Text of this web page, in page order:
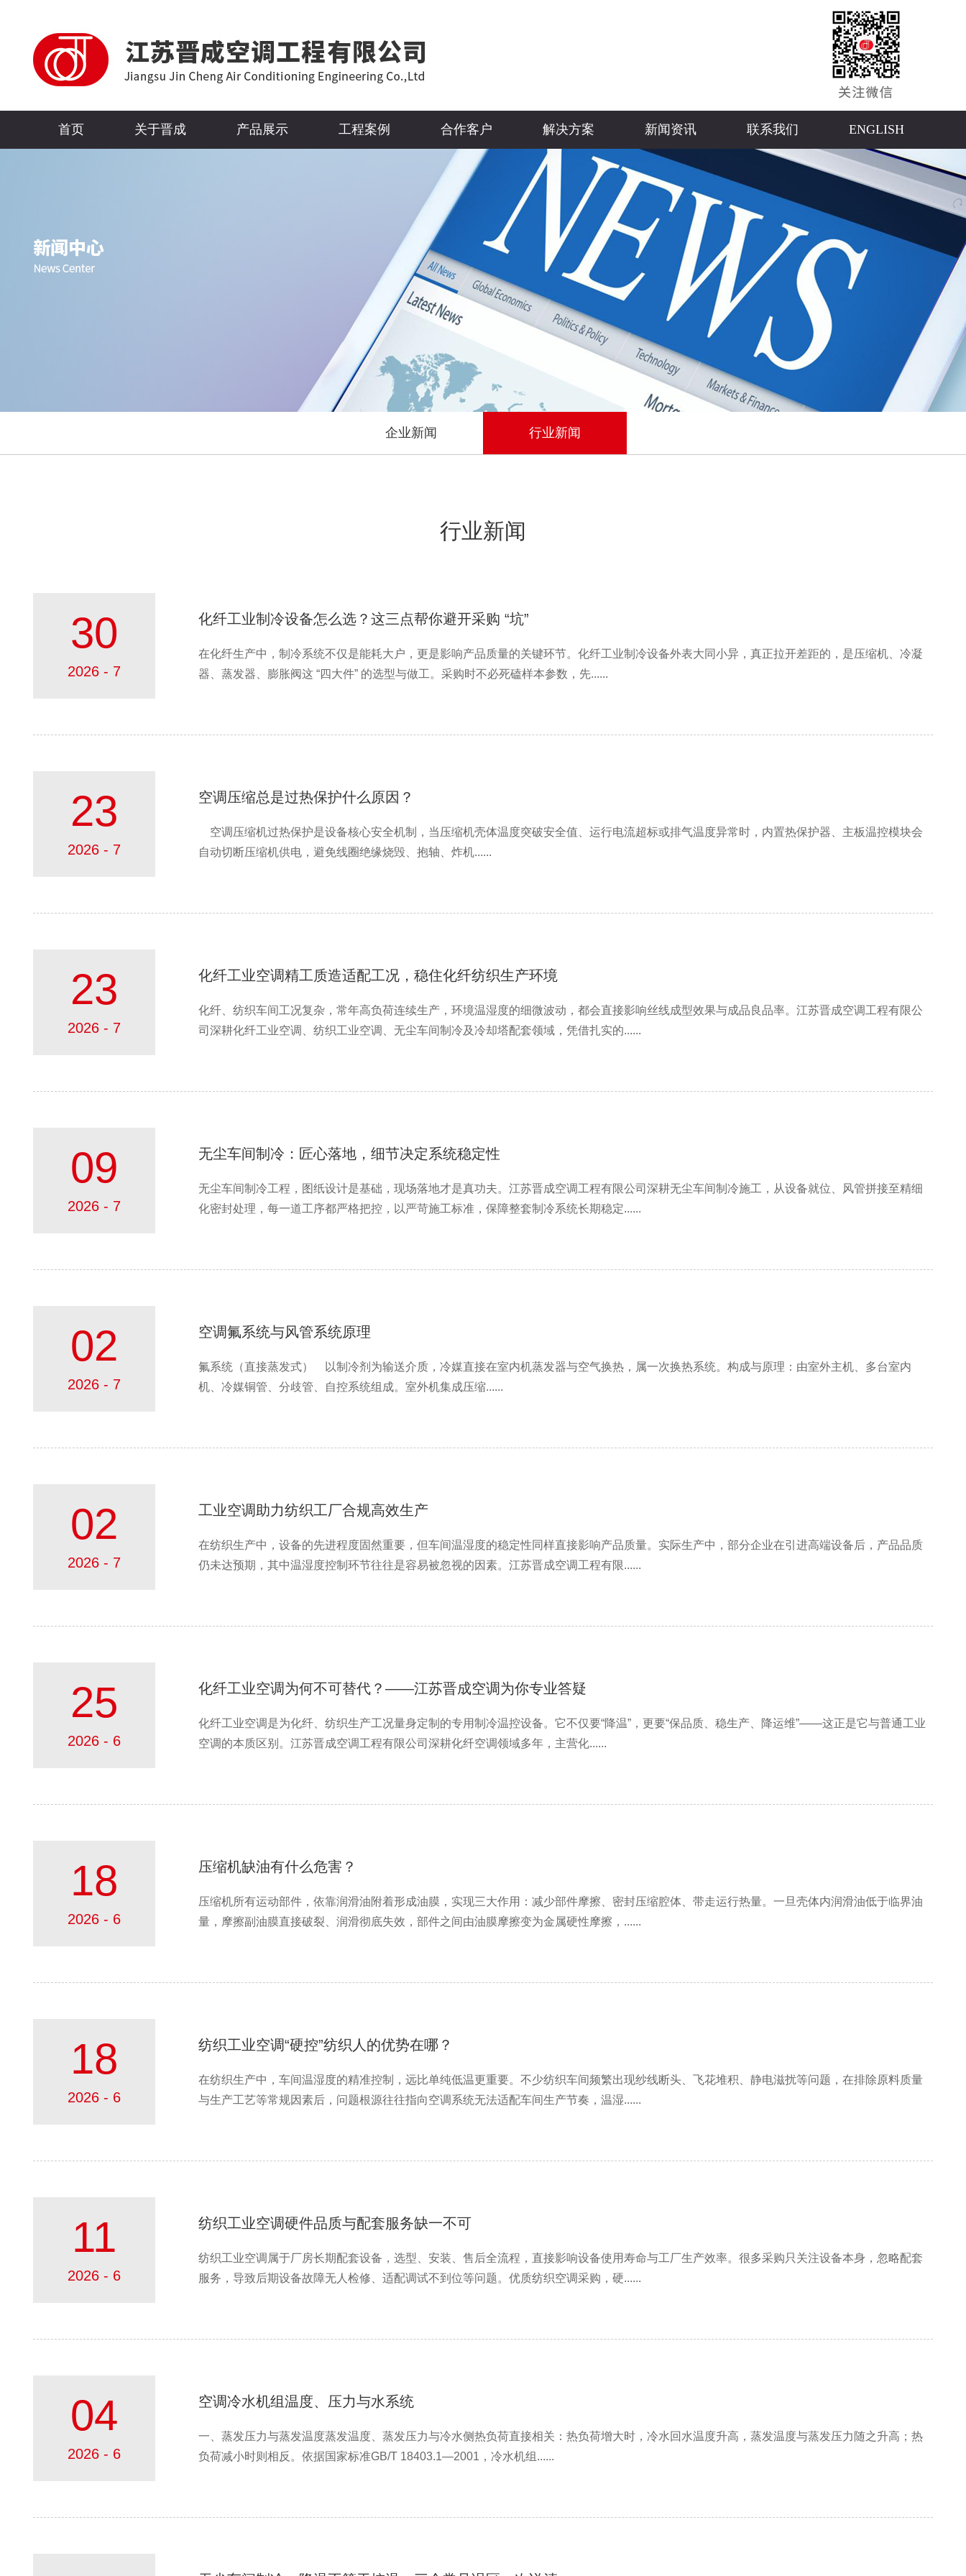
首页 关于晋成 产品展示 工程案例 合作客户 解决方案 新闻资讯 联系我们 ENGLISH
企业新闻 行业新闻
行业新闻
30
2026 - 7
化纤工业制冷设备怎么选？这三点帮你避开采购 “坑”
在化纤生产中，制冷系统不仅是能耗大户，更是影响产品质量的关键环节。化纤工业制冷设备外表大同小异，真正拉开差距的，是压缩机、冷凝
器、蒸发器、膨胀阀这 “四大件” 的选型与做工。采购时不必死磕样本参数，先......
23
2026 - 7
空调压缩总是过热保护什么原因？
空调压缩机过热保护是设备核心安全机制，当压缩机壳体温度突破安全值、运行电流超标或排气温度异常时，内置热保护器、主板温控模块会
自动切断压缩机供电，避免线圈绝缘烧毁、抱轴、炸机......
23
2026 - 7
化纤工业空调精工质造适配工况，稳住化纤纺织生产环境
化纤、纺织车间工况复杂，常年高负荷连续生产，环境温湿度的细微波动，都会直接影响丝线成型效果与成品良品率。江苏晋成空调工程有限公
司深耕化纤工业空调、纺织工业空调、无尘车间制冷及冷却塔配套领域，凭借扎实的......
09
2026 - 7
无尘车间制冷：匠心落地，细节决定系统稳定性
无尘车间制冷工程，图纸设计是基础，现场落地才是真功夫。江苏晋成空调工程有限公司深耕无尘车间制冷施工，从设备就位、风管拼接至精细
化密封处理，每一道工序都严格把控，以严苛施工标准，保障整套制冷系统长期稳定......
02
2026 - 7
空调氟系统与风管系统原理
氟系统（直接蒸发式） 以制冷剂为输送介质，冷媒直接在室内机蒸发器与空气换热，属一次换热系统。构成与原理：由室外主机、多台室内
机、冷媒铜管、分歧管、自控系统组成。室外机集成压缩......
02
2026 - 7
工业空调助力纺织工厂合规高效生产
在纺织生产中，设备的先进程度固然重要，但车间温湿度的稳定性同样直接影响产品质量。实际生产中，部分企业在引进高端设备后，产品品质
仍未达预期，其中温湿度控制环节往往是容易被忽视的因素。江苏晋成空调工程有限......
25
2026 - 6
化纤工业空调为何不可替代？——江苏晋成空调为你专业答疑
化纤工业空调是为化纤、纺织生产工况量身定制的专用制冷温控设备。它不仅要“降温”，更要“保品质、稳生产、降运维”——这正是它与普通工业
空调的本质区别。江苏晋成空调工程有限公司深耕化纤空调领域多年，主营化......
18
2026 - 6
压缩机缺油有什么危害？
压缩机所有运动部件，依靠润滑油附着形成油膜，实现三大作用：减少部件摩擦、密封压缩腔体、带走运行热量。一旦壳体内润滑油低于临界油
量，摩擦副油膜直接破裂、润滑彻底失效，部件之间由油膜摩擦变为金属硬性摩擦，......
18
2026 - 6
纺织工业空调“硬控”纺织人的优势在哪？
在纺织生产中，车间温湿度的精准控制，远比单纯低温更重要。不少纺织车间频繁出现纱线断头、飞花堆积、静电滋扰等问题，在排除原料质量
与生产工艺等常规因素后，问题根源往往指向空调系统无法适配车间生产节奏，温湿......
11
2026 - 6
纺织工业空调硬件品质与配套服务缺一不可
纺织工业空调属于厂房长期配套设备，选型、安装、售后全流程，直接影响设备使用寿命与工厂生产效率。很多采购只关注设备本身，忽略配套
服务，导致后期设备故障无人检修、适配调试不到位等问题。优质纺织空调采购，硬......
04
2026 - 6
空调冷水机组温度、压力与水系统
一、蒸发压力与蒸发温度蒸发温度、蒸发压力与冷水侧热负荷直接相关：热负荷增大时，冷水回水温度升高，蒸发温度与蒸发压力随之升高；热
负荷减小时则相反。依据国家标准GB/T 18403.1—2001，冷水机组......